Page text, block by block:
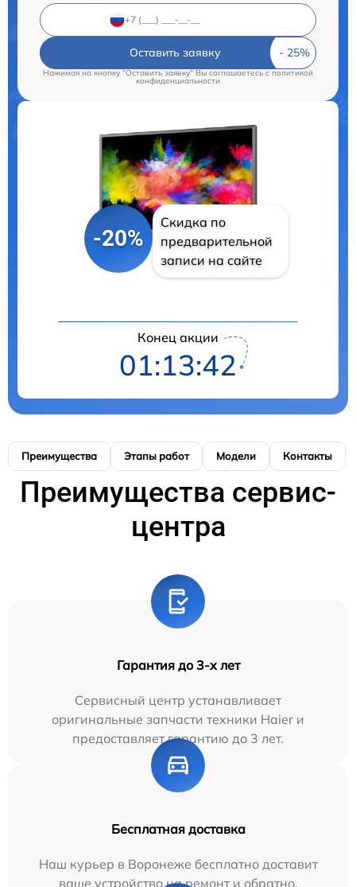
Оставить заявку
Нажимая на кнопку "Оставить заявку" Вы соглашаетесь cполитикой
конфиденциальности
-20%
Скидка по
предварительной
записи на сайте
Конец акции
01:13:41
Преимущества Этапы работ Модели Контакты
Преимущества сервис-
центра
Гарантия до 3-х лет
Сервисный центр устанавливает
оригинальные запчасти техники Haier и
предоставляет гарантию до 3 лет.
Бесплатная доставка
Наш курьер в Воронеже бесплатно доставит
ваше устройство на ремонт и обратно.